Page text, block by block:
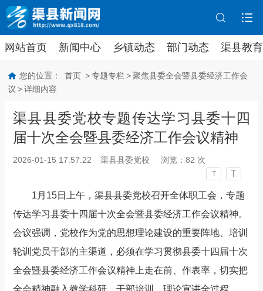
网站首页 新闻中心 乡镇动态 部门动态 渠县教育
您的位置： 首页 > 专题专栏 > 聚焦县委全会暨县委经济工作会
议 > 详细内容
渠县县委党校专题传达学习县委十四
届十次全会暨县委经济工作会议精神
2026-01-15 17:57:22 渠县县委党校 浏览： 82 次
T T
1 月 15日 上午，渠县县委党校召开全体职工会，专题
传达学习县委十四届十次全会暨县委经济工作会议精神。
会议强调 ，党校作为党的思想理论建设的重要阵地、培训
轮训党员干部的主渠道，必须在学习贯彻县委十四届十次
全会暨县委经济工作会议精神上走在前、作表率，切实把